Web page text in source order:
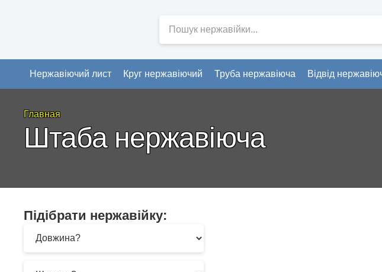
Нержавіючий лист Круг нержавіючий Труба нержавіюча Відвід
Главная
Штаба нержавіюча
Підібрати нержавійку: